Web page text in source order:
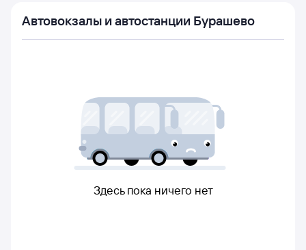
Автовокзалы и автостанции Бурашево
Здесь пока ничего нет